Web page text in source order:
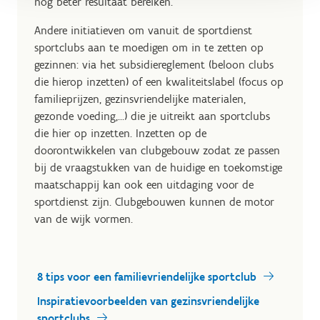
Andere initiatieven om vanuit de sportdienst
sportclubs aan te moedigen om in te zetten op
gezinnen: via het subsidiereglement (beloon clubs
die hierop inzetten) of een kwaliteitslabel (focus op
familieprijzen, gezinsvriendelijke materialen,
gezonde voeding,...) die je uitreikt aan sportclubs
die hier op inzetten. Inzetten op de
doorontwikkelen van clubgebouw zodat ze passen
bij de vraagstukken van de huidige en toekomstige
maatschappij kan ook een uitdaging voor de
sportdienst zijn. Clubgebouwen kunnen de motor
van de wijk vormen.
8 tips voor een familievriendelijke sportclub
Inspiratievoorbeelden van gezinsvriendelijke